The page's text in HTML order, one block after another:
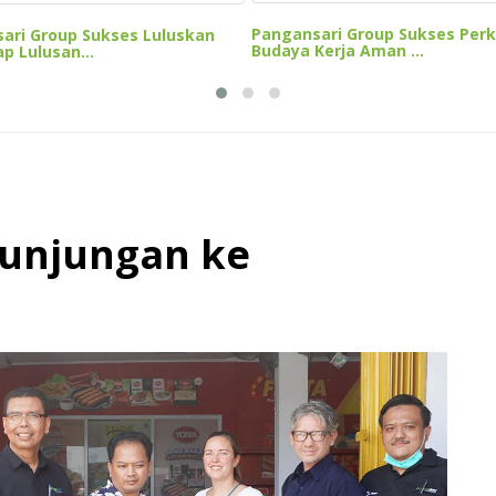
Group Sukses Luluskan
Lulusan...
Pangansari Group Sukses
Budaya Kerja Aman ...
ke